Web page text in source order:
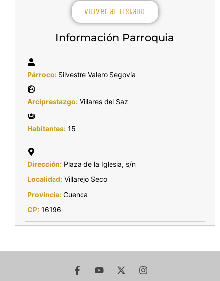
Volver al listado
Información Parroquia
Párroco: Silvestre Valero Segovia
Arciprestazgo: Villares del Saz
Habitantes: 15
Dirección: Plaza de la Iglesia, s/n
Localidad: Villarejo Seco
Provincia: Cuenca
CP: 16196